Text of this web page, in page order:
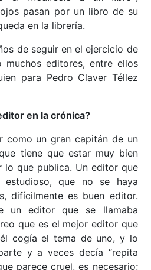
pasan por un libro de su
en la librería.
de seguir en el ejercicio de
muchos editores, entre ellos
para Pedro Claver Téllez
en la crónica?
como un gran capitán de un
tiene que estar muy bien
que publica. Un editor que
que no se haya
difícilmente es buen editor.
un editor que se llamaba
que es el mejor editor que
cogía el tema de uno, y lo
y a veces decía “repita
parece cruel, es necesario;